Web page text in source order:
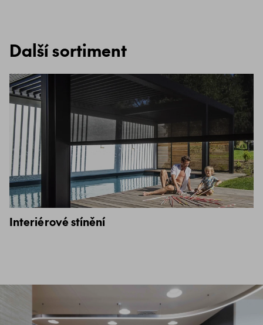
Další sortiment
Interiérové stínění